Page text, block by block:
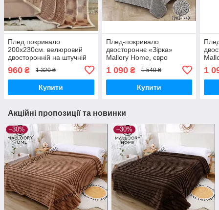
Плед покривало
200х230см. велюровий
двосторонній на штучній
960 ₴ 1 320 ₴
Купити
Плед-покривало
двостороннє «Зірка»
Mallory Home, євро
200×230 см, штучне хутро,
м’яке та тепле
1 090₴ 1 540 ₴
Купити
1
Акційні пропозиції та новинки
–30% –30%